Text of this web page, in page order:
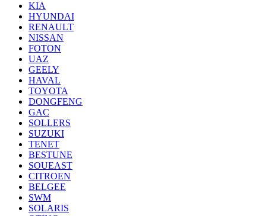
KIA
HYUNDAI
RENAULT
NISSAN
FOTON
UAZ
GEELY
HAVAL
TOYOTA
DONGFENG
GAC
SOLLERS
SUZUKI
TENET
BESTUNE
SOUEAST
CITROEN
BELGEE
SWM
SOLARIS